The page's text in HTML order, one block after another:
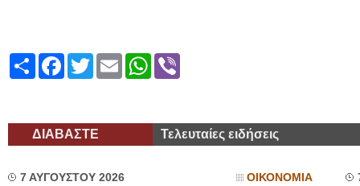
ShareFacebook
TwitterEmailWhatsApp
ΔΙΑΒΑΣΤΕ Τελευταίες ειδήσεις
7 ΑΥΓΟΥΣΤΟΥ 2026 ΟΙΚΟΝΟΜΙΑ